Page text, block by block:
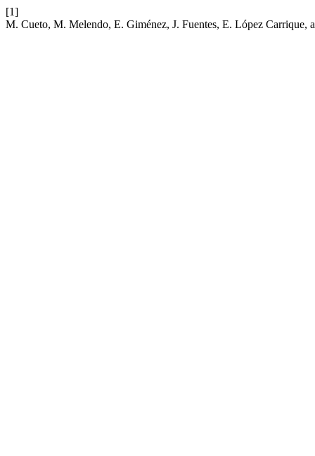
[1]
M. Cueto, M. Melendo, E. Giménez, J. Fuentes, E. López Carrique,